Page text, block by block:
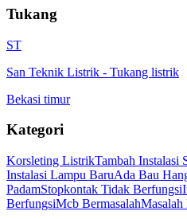
Tukang
ST
San Teknik Listrik - Tukang listrik
Bekasi timur
Kategori
Korsleting ListrikTambah Instalasi
Instalasi Lampu BaruAda Bau
PadamStopkontak Tidak Berfungsi
BerfungsiMcb Bermasalah